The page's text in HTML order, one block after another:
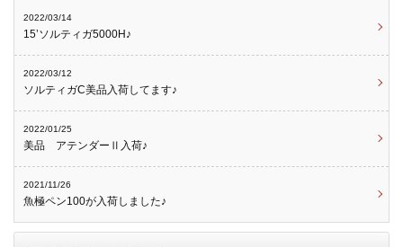
2022/03/14
15’ソルティガ5000H♪
2022/03/12
ソルティガC美品入荷してます♪
2022/01/25
美品 アテンダーⅡ入荷♪
2021/11/26
魚極ペン100が入荷しました♪